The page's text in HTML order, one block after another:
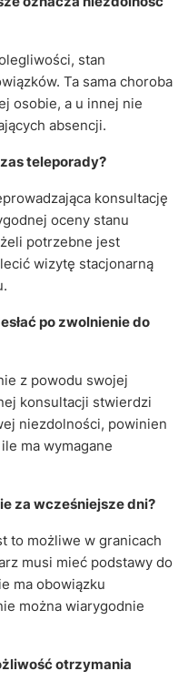
stan
Ta sama choroba
osobie, a u innej nie
absencji.
teleporady?
konsultację
oceny stanu
potrzebne jest
wizytę stacjonarną
po zwolnienie do
z powodu swojej
konsultacji stwierdzi
niezdolności, powinien
ma wymagane
za wcześniejsze dni?
to możliwe w granicach
musi mieć podstawy do
ma obowiązku
można wiarygodnie
otrzymania